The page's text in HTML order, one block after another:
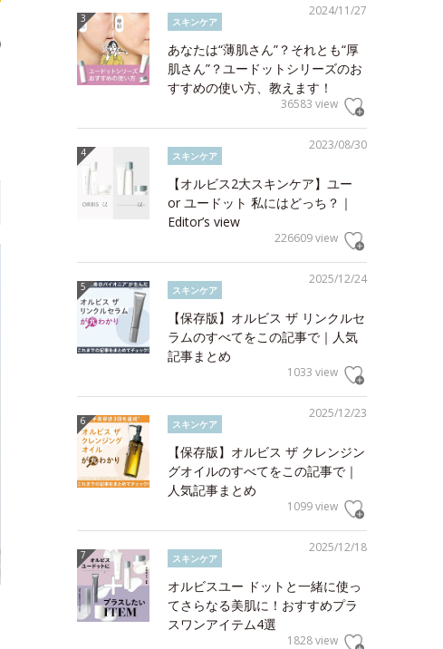
2024/11/27
スキンケア
あなたは“薄肌さん”？それとも“厚
肌さん”？ユードットシリーズのお
すすめの使い方、教えます！
36583 view
2023/08/30
スキンケア
【オルビス2大スキンケア】ユー
or ユードット 私にはどっち？｜
Editor’s view
226609 view
2025/12/24
スキンケア
【保存版】オルビス ザ リンクルセ
ラムのすべてをこの記事で｜人気
記事まとめ
1033 view
2025/12/23
スキンケア
【保存版】オルビス ザ クレンジン
グオイルのすべてをこの記事で｜
人気記事まとめ
1099 view
2025/12/18
スキンケア
オルビスユー ドットと一緒に使っ
てさらなる美肌に！おすすめプラ
スワンアイテム4選
1828 view